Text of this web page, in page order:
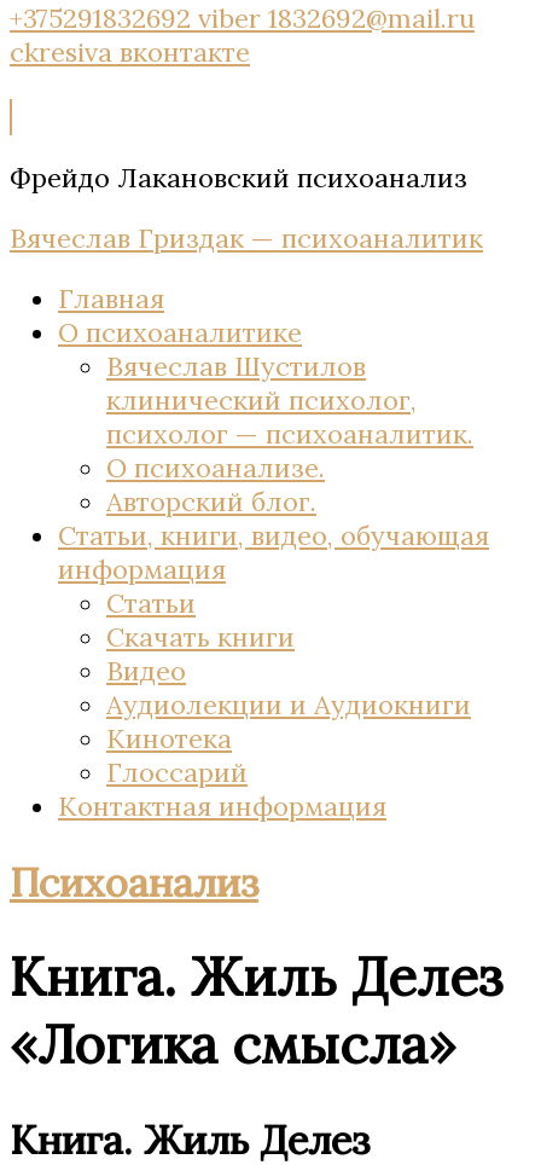
+375291832692 viber 1832692@mail.ru
ckresiva вконтакте
Фрейдо Лакановский психоанализ
Вячеслав Гриздак — психоаналитик
Главная
О психоаналитике
Вячеслав Шустилов
клинический психолог,
психолог — психоаналитик.
О психоанализе.
Авторский блог.
Статьи, книги, видео, обучающая
информация
Статьи
Скачать книги
Видео
Аудиолекции и Аудиокниги
Кинотека
Глоссарий
Контактная информация
Психоанализ
Книга. Жиль Делез
«Логика смысла»
Книга. Жиль Делез